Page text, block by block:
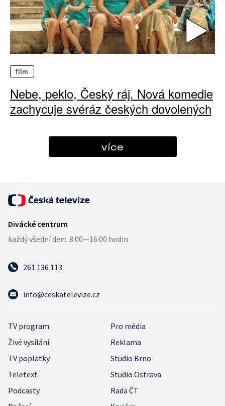
film
Nebe, peklo, Český ráj. Nová komedie
zachycuje svéráz českých dovolených
více
261 136 113
info@ceskatelevize.cz
TV program
Pro média
Živé vysílání
Reklama
TV poplatky
Studio Brno
Teletext
Studio Ostrava
Podcasty
Rada ČT